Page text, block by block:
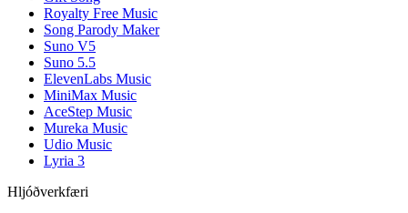
Royalty Free Music
Song Parody Maker
Suno V5
Suno 5.5
ElevenLabs Music
MiniMax Music
AceStep Music
Mureka Music
Udio Music
Lyria 3
Hljóðverkfæri